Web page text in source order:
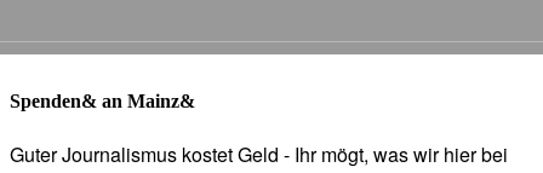
Spenden& an Mainz&
Guter Journalismus kostet Geld - Ihr mögt, was wir hier bei